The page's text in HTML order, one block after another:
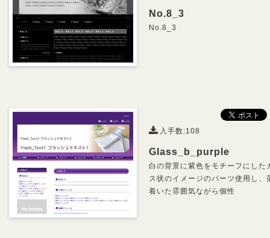
No.8_3
No.8_3
入手数:108
Glass_b_purple
白の背景に紫色をモチーフにした
ス状のイメージのパーツ使用し、
着いた雰囲気ながら個性